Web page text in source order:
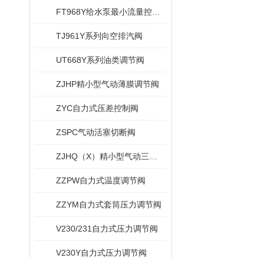
TJ961Y系列向空排汽阀
UT668Y系列油类调节阀
ZJHP精小型气动薄膜调节阀
ZYC自力式压差控制阀
ZSPC气动活塞切断阀
ZZPW自力式温度调节阀
ZZYM自力式套筒压力调节阀
V230/231自力式压力调节阀
V230Y自力式压力调节阀